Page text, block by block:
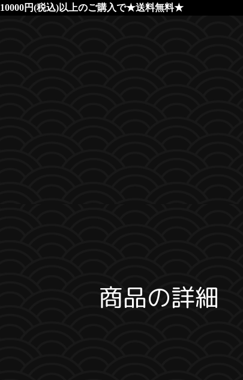
10000円(税込)以上のご購入で★送料無料★
商品の詳細